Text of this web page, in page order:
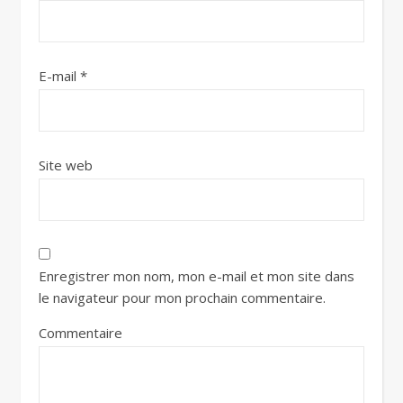
E-mail *
Site web
Enregistrer mon nom, mon e-mail et mon site dans
le navigateur pour mon prochain commentaire.
Commentaire